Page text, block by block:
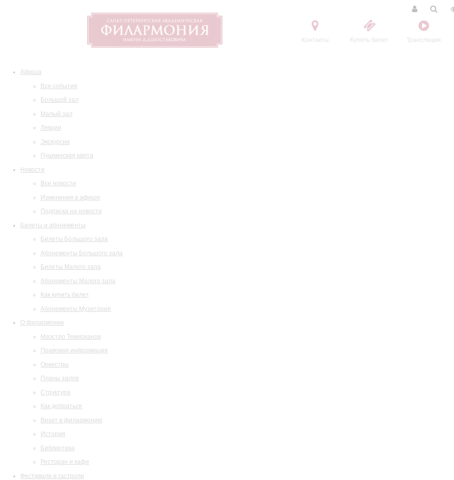
Контакты Купить билет Трансляции
Афиша
Все события
Большой зал
Малый зал
Лекции
Экскурсии
Пушкинская карта
Новости
Все новости
Изменения в афише
Подписка на новости
Билеты и абонементы
Билеты Большого зала
Абонементы Большого зала
Билеты Малого зала
Абонементы Малого зала
Как купить билет
Абонементы Музитория
О филармонии
Маэстро Темирканов
Правовая информация
Оркестры
Планы залов
Структура
Как добраться
Визит в филармонию
История
Библиотека
Ресторан и кафе
Фестивали и гастроли